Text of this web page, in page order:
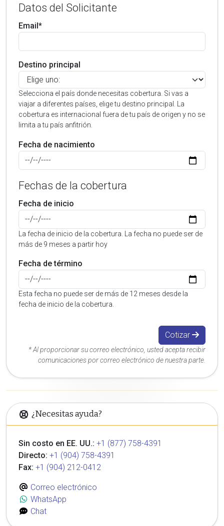
Datos del Solicitante
Email*
Destino principal
Selecciona el país donde necesitas cobertura. Si vas a
viajar a diferentes países, elige tu destino principal. La
cobertura es internacional fuera de tu país de origen y no se
limita a tu país anfitrión.
Fecha de nacimiento
Fechas de la cobertura
Fecha de inicio
La fecha de inicio de la cobertura. La fecha no puede ser de
más de 9 meses a partir hoy
Fecha de término
Esta fecha no puede ser de más de 12 meses desde la
fecha de inicio de la cobertura.
Cotizar
* Al proporcionar su correo electrónico, usted acepta recibir
comunicaciones por correo electrónico de nuestra parte.
¿Necesitas ayuda?
Sin costo en EE. UU.: +1 (877) 758-4391
Directo: +1 (904) 758-4391
Fax: +1 (904) 212-0412
Correo electrónico
WhatsApp
Chat